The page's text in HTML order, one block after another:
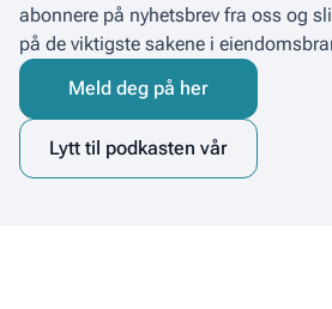
abonnere på nyhetsbrev fra oss og
på de viktigste sakene i
Meld deg på her
Lytt til podkasten vår